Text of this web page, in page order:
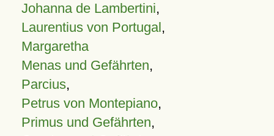
Johanna de Lambertini,
Laurentius von Portugal,
Margaretha
Menas und Gefährten,
Parcius,
Petrus von Montepiano,
Primus und Gefährten,